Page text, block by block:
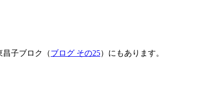
昌子ブロク（ブログ その25）にもあります。